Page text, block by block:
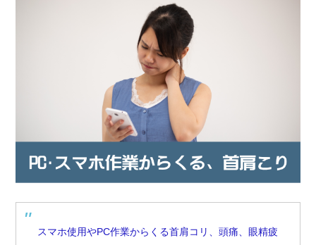
スマホ使用やPC作業からくる首肩コリ、頭痛、眼精疲